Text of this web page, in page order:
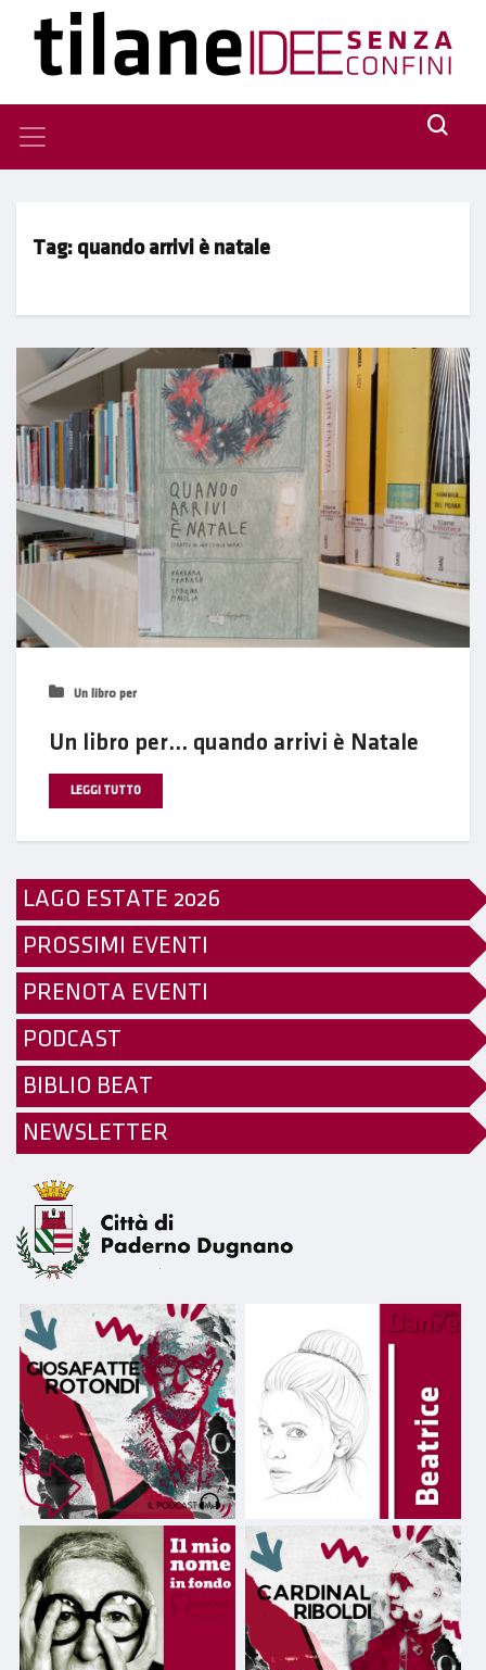
Tag: quando arrivi è natale
Un libro per
Un libro per… quando arrivi è Natale
LEGGI TUTTO
LAGO ESTATE 2026
PROSSIMI EVENTI
PRENOTA EVENTI
PODCAST
BIBLIO BEAT
NEWSLETTER